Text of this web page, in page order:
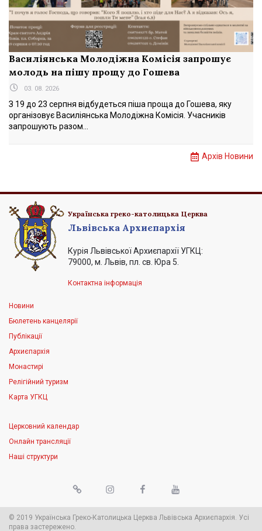
Василіянська Молодіжна Комісія запрошує
молодь на пішу прощу до Гошева
03. 08. 2026
З 19 до 23 серпня відбудеться піша проща до Гошева, яку
організовує Василіянська Молодіжна Комісія. Учасників
запрошують разом...
Архів Новини
Українська греко-католицька Церква
Львівська Архиєпархія
Курія Львівської Архиєпархії УГКЦ:
79000, м. Львів, пл. св. Юра 5.
Контактна інформація
Новини
Бюлетень канцелярії
Публікації
Архиєпархія
Монастирі
Релігійний туризм
Карта УГКЦ
Церковний календар
Онлайн трансляції
Наші структури
© 2019 Українська Греко-Католицька Церква Львівська Архиєпархія. Усі
права застережено.